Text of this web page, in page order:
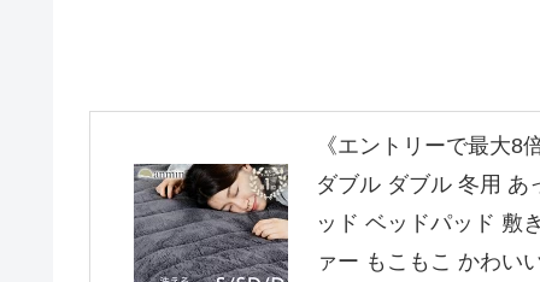
《エントリーで最大
ダブル ダブル 冬用 あ
ッド ベッドパッド 敷
ァー もこもこ かわい